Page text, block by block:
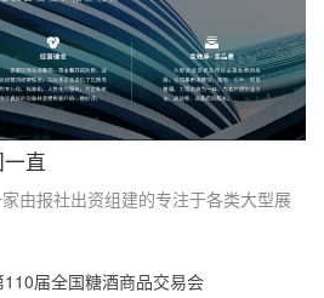
直
由报社出资组建的专注于各类大型展